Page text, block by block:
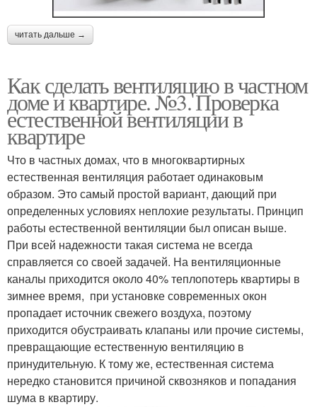
читать дальше →
Как сделать вентиляцию в частном
доме и квартире. №3. Проверка
естественной вентиляции в
квартире
Что в частных домах, что в многоквартирных
естественная вентиляция работает одинаковым
образом. Это самый простой вариант, дающий при
определенных условиях неплохие результаты. Принцип
работы естественной вентиляции был описан выше.
При всей надежности такая система не всегда
справляется со своей задачей. На вентиляционные
каналы приходится около 40% теплопотерь квартиры в
зимнее время, при установке современных окон
пропадает источник свежего воздуха, поэтому
приходится обустраивать клапаны или прочие системы,
превращающие естественную вентиляцию в
принудительную. К тому же, естественная система
нередко становится причиной сквозняков и попадания
шума в квартиру.